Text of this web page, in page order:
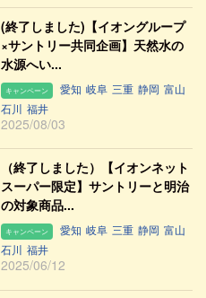
(終了しました)【イオングループ
×サントリー共同企画】天然水の
水源へい...
キャンペーン 愛知 岐阜 三重 静岡 富山
石川 福井
2025/08/03
（終了しました）【イオンネット
スーパー限定】サントリーと明治
の対象商品...
キャンペーン 愛知 岐阜 三重 静岡 富山
石川 福井
2025/06/12